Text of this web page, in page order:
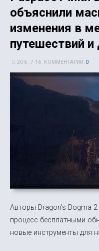
объяснили
изменения в
путешествий
20 6-, 7-16 КОММЕНТАРИИ: 0
Авторы Dragon’s Dogma
процесс бесплатными
новые инструменты для